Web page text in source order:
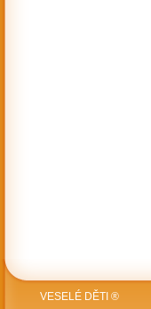
VESELÉ DĚTI ®